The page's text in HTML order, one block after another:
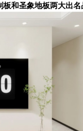
和圣象地板两大出